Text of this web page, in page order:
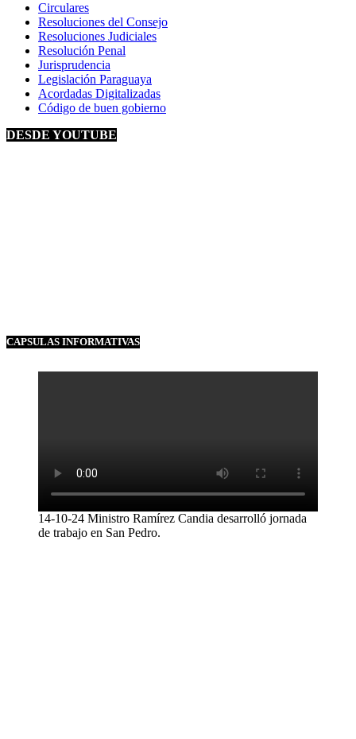
Circulares
Resoluciones del Consejo
Resoluciones Judiciales
Resolución Penal
Jurisprudencia
Legislación Paraguaya
Acordadas Digitalizadas
Código de buen gobierno
DESDE YOUTUBE
CAPSULAS INFORMATIVAS
14-10-24 Ministro Ramírez Candia desarrolló jornada
de trabajo en San Pedro.